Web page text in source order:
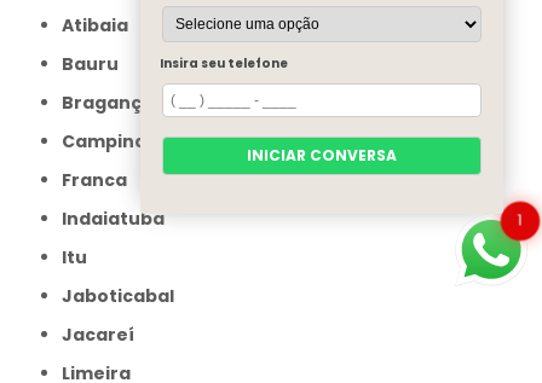
Atibaia
Bauru
Bragança Paulista
Campinas
Franca
Indaiatuba
Itu
Jaboticabal
Jacareí
Limeira
1
Insira seu telefone
INICIAR CONVERSA